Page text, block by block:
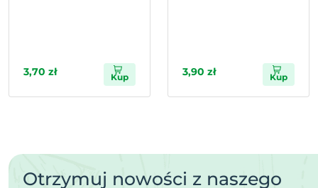
3,70 zł Kup 3,90 zł Kup
Otrzymuj nowości z naszego